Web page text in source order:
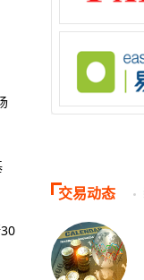
交易动态